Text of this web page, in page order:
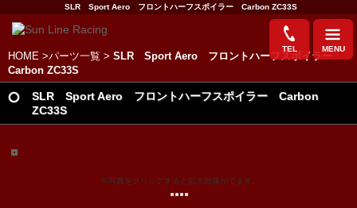
SLR Sport Aero フロントハーフスポイラー Carbon ZC33S
TEL MENU
HOME >パーツ一覧 > SLR Sport Aero フロントハーフスポイラー
Carbon ZC33S
SLR Sport Aero フロントハーフスポイラー Carbon
ZC33S
※写真をクリックすると拡大画像がでます。